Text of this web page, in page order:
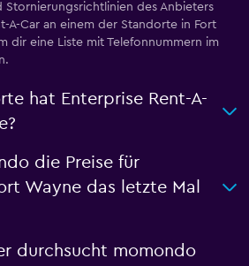
Stornierungsrichtlinien des Anbieters
A-Car an einem der Standorte in Fort
dir eine Liste mit Telefonnummern im
hat Enterprise Rent-A-
die Preise für
Wayne das letzte Mal
durchsucht momondo